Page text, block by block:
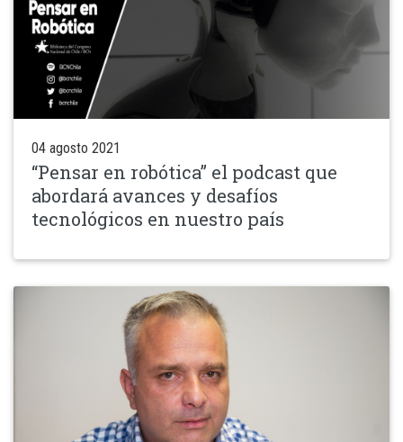
04 agosto 2021
“Pensar en robótica” el podcast que
abordará avances y desafíos
tecnológicos en nuestro país